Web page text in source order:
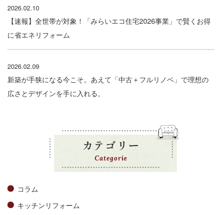
2026.02.10
【速報】全世帯が対象！「みらいエコ住宅2026事業」で賢くお得
に省エネリフォーム
2026.02.09
新築が手狭になる今こそ。あえて「中古＋フルリノベ」で理想の
広さとデザインを手に入れる。
カテゴリー
Categorie
コラム
キッチンリフォーム